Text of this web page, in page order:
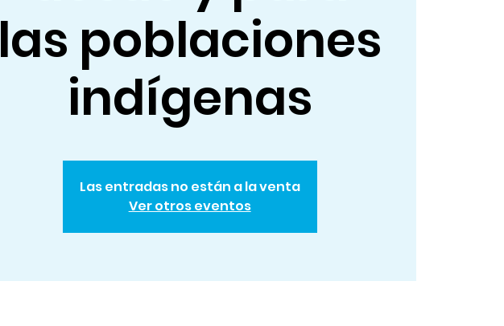
las poblaciones
indígenas
Las entradas no están a la venta
Ver otros eventos